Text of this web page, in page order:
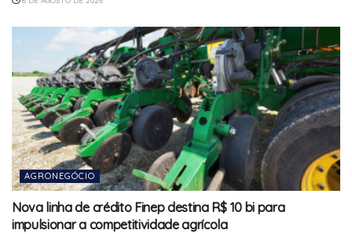
AGRONEGÓCIO
Nova linha de crédito Finep destina R$ 10 bi para
impulsionar a competitividade agrícola